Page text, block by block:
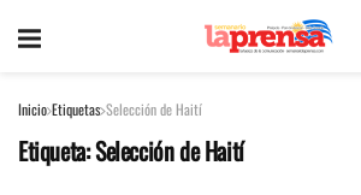
Inicio Etiquetas Selección de Haití
Etiqueta:Selección de Haití